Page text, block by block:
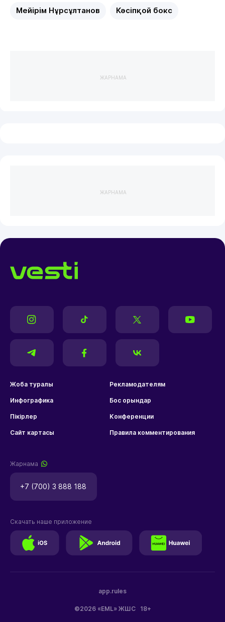
Мейірім Нұрсұлтанов Кәсіпқой бокс
ЖАРНАМА
ЖАРНАМА
Жоба туралы Рекламодателям
Инфографика Бос орындар
Пікірлер Конференции
Сайт картасы Правила комментирования
Жарнама
+7 (700) 3 888 188
©2026 «EML» ЖШС 18+
app.rules
Скачать наше приложение